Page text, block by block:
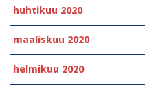
huhtikuu 2020
maaliskuu 2020
helmikuu 2020